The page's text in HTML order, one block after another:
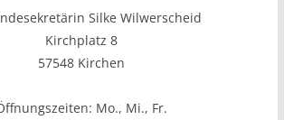
Silke Wilwerscheid
Kirchplatz 8
57548 Kirchen
Mo., Mi., Fr.